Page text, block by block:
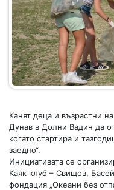
Канят деца и възрастни
Дунав в Долни Вадин да
когато стартира и
заедно“.
Инициативата се
Каяк клуб – Свищов,
фондация „Океани без